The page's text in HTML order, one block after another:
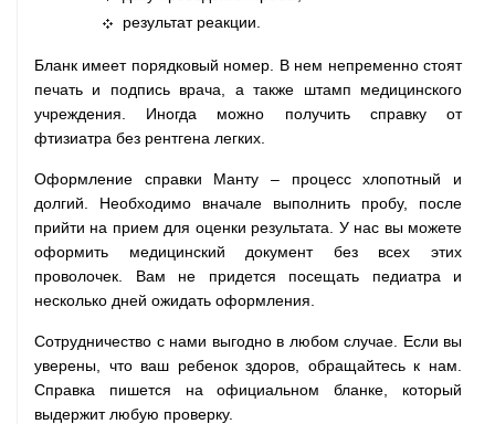
результат реакции.
Бланк имеет порядковый номер. В нем непременно стоят
печать и подпись врача, а также штамп медицинского
учреждения. Иногда можно получить справку от
фтизиатра без рентгена легких.
Оформление справки Манту – процесс хлопотный и
долгий. Необходимо вначале выполнить пробу, после
прийти на прием для оценки результата. У нас вы можете
оформить медицинский документ без всех этих
проволочек. Вам не придется посещать педиатра и
несколько дней ожидать оформления.
Сотрудничество с нами выгодно в любом случае. Если вы
уверены, что ваш ребенок здоров, обращайтесь к нам.
Справка пишется на официальном бланке, который
выдержит любую проверку.